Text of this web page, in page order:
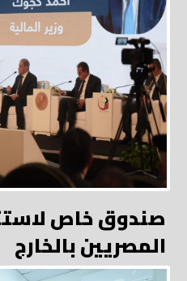
صندوق خاص
المصريين بالخارج